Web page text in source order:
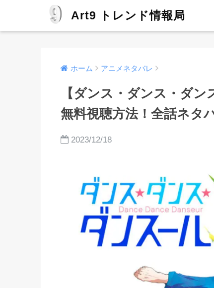
Art9 トレンド情報局
ホーム アニメネタバレ
【ダンス・ダンス・ダ
無料視聴方法！全話ネタ
2023/12/18